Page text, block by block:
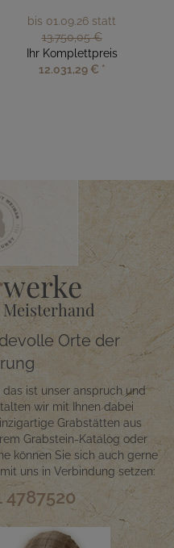
bis 01.09.26 statt
13.750,05 €
Ihr Komplettpreis
12.031,29 € *
werke
Orte der
ist unser anspruch und
wir mit Ihnen dabei
Grabstätten aus
Grabstein-Katalog oder
können Sie sich auch gerne
uns in Verbindung setzen:
4787520